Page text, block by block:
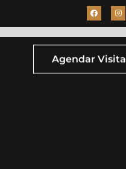
Agendar Visita